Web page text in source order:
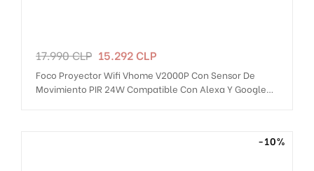
Precio
17.990 CLP Precio
15.292 CLP
Foco Proyector Wifi Vhome V2000P Con Sensor De
Movimiento PIR 24W Compatible Con Alexa Y Google
-10%